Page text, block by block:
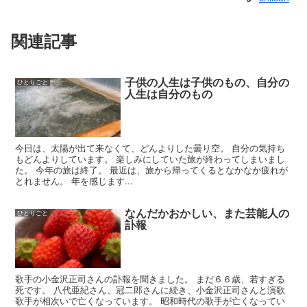
関連記事
ひとりごと 子供の人生は子供のもの、自分の
人生は自分のもの
今日は、太陽が出て来なくて、どんよりした曇り空。 自分の気持ち
もどんよりしています。 楽しみにしていた旅が終わってしまいまし
た。 今年の旅は終了。 最近は、旅から帰ってくるとなかなか疲れが
とれません。 年を感じます...
ひとりごと なんだかおかしい、また芸能人の
訃報
歌手の小金沢正司さんの訃報を聞きました。 まだ６６歳、若すぎる
死です。 八代亜紀さん、冠二郎さんに続き、小金沢正司さんと演歌
歌手が相次いで亡くなっています。 昭和時代の歌手が亡くなってい